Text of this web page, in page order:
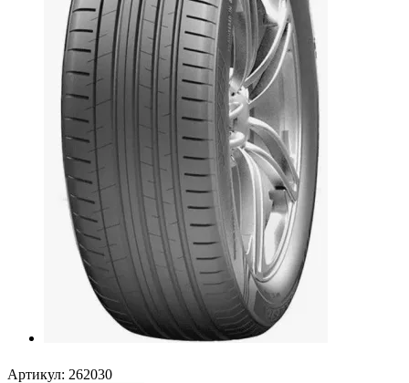
Артикул: 262030